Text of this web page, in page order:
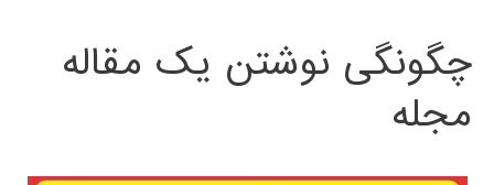
چگونگی نوشتن یک مقاله
مجله